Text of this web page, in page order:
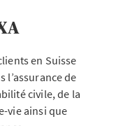
en Suisse
l’assurance de
civile, de la
vie ainsi que